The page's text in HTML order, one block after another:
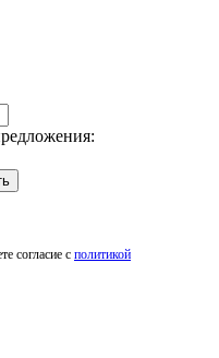
согласие с политикой